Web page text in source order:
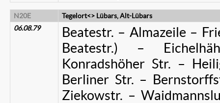
N20E
Tegelort<> Lübars, Alt-Lübars
06.08.79
Beatestr. – Almazeile –
Beatestr.) –
Konradshöher Str. –
Berliner Str. –
Ziekowstr. –